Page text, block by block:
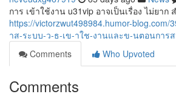
การ เข้าใช้งาน u31vip อาจเป็นเรื่อง ไม่ยาก
https://victorzwut498984.humor-blog.com/
าส-ระบบ-ว-ธ-เข-าใช-งานและข-นตอนการ
Comments
Who Upvoted
Comments